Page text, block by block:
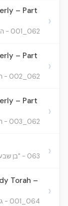
– Part
062_001 - הערות בדיני והדרת פני זקןא
›
– Part
062_002 - הערות בדיני והדרת פני זקןא
›
– Part
062_003 - הערות בדיני והדרת פני זקןא
›
063 - "בן שבעים לשיבה" ›
Torah –
064_001 - גדר חיוב לימוד התורה
›